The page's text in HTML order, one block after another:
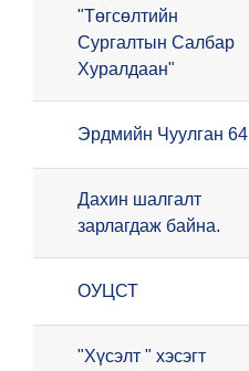
"Төгсөлтийн
Сургалтын Салбар
Хуралдаан"
Эрдмийн Чуулган 64
Дахин шалгалт
зарлагдаж байна.
ОУЦСТ
"Хүсэлт " хэсэгт